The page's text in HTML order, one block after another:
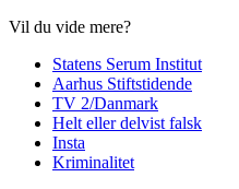
Vil du vide mere?
Statens Serum Institut
Aarhus Stiftstidende
TV 2/Danmark
Helt eller delvist falsk
Insta
Kriminalitet